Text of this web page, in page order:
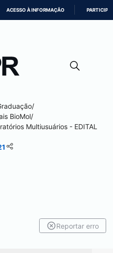
CONTEÚDO
ACESSO À INFORMAÇÃO PARTICIPE
/
BioMol/
Multiusuários - EDITAL
Reportar erro